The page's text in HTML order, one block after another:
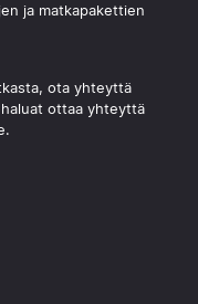
ja matkapakettien
ota yhteyttä
ottaa yhteyttä